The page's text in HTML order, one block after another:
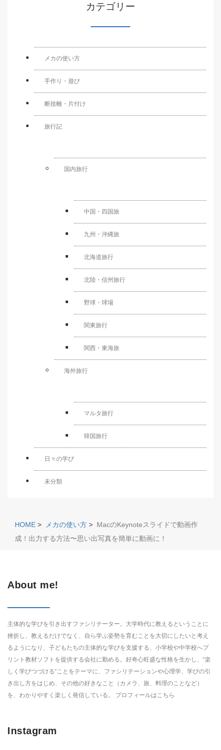
カテゴリー
メカの使い方
手作り・遊び
断捨離・片付け
旅行記
国内旅行
中国・四国旅
九州・沖縄旅
北海道旅行
北陸・信州旅行
野球・球場
関東旅行
関西・東海旅
海外旅行
マルタ旅行
韓国旅行
日々の学び
未分類
HOME > メカの使い方 > MacのKeynoteスライドで動画作
成！出力する方法〜思い出写真を簡単に動画に！
About me!
主体的な学びを引き出すファシリテーター。大学時代に教えるということに
挫折し、教えるだけでなく、自ら学ぶ姿勢を育むことを大切にしたいと考え
るようになり、子どもたちの主体的な学びを支援する、小学校や中学校へプ
リント教材ソフトを提供する会社に勤める。好奇心旺盛な性格を生かし、“楽
しく学びつづける“ことをテーマに、ファシリテーションや心理学、学びの引
き出し方をはじめ、その他の好きなこと（カメラ、旅、料理のことなど）
を、わかりやすく楽しく発信している。 プロフィールはこちら
Instagram